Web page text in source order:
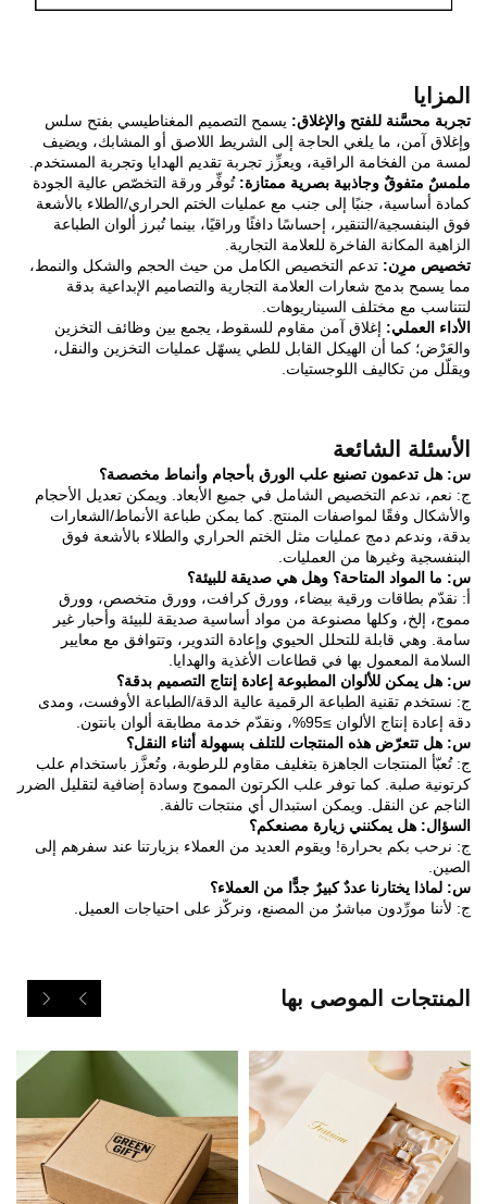
المزايا
تجربة محسَّنة للفتح والإغلاق: يسمح التصميم المغناطيسي بفتح سلس
وإغلاق آمن، ما يلغي الحاجة إلى الشريط اللاصق أو المشابك، ويضيف
لمسة من الفخامة الراقية، ويعزِّز تجربة تقديم الهدايا وتجربة المستخدم.
ملمسٌ متفوقٌ وجاذبية بصرية ممتازة:تُوفِّر ورقة التخصّص عالية الجودة
كمادة أساسية، جنبًا إلى جنب مع عمليات الختم الحراري/الطلاء بالأشعة
فوق البنفسجية/التنقير، إحساسًا دافئًا وراقيًا، بينما تُبرز ألوان الطباعة
الزاهية المكانة الفاخرة للعلامة التجارية.
تخصيص مرِن: تدعم التخصيص الكامل من حيث الحجم والشكل والنمط،
مما يسمح بدمج شعارات العلامة التجارية والتصاميم الإبداعية بدقة
لتتناسب مع مختلف السيناريوهات.
الأداء العملي: إغلاق آمن مقاوم للسقوط، يجمع بين وظائف التخزين
والعَرْض؛ كما أن الهيكل القابل للطي يسهّل عمليات التخزين والنقل،
ويقلّل من تكاليف اللوجستيات.
الأسئلة الشائعة
س: هل تدعمون تصنيع علب الورق بأحجام وأنماط مخصصة؟
ج: نعم، ندعم التخصيص الشامل في جميع الأبعاد. ويمكن تعديل الأحجام
والأشكال وفقًا لمواصفات المنتج. كما يمكن طباعة الأنماط/الشعارات
بدقة، وندعم دمج عمليات مثل الختم الحراري والطلاء بالأشعة فوق
البنفسجية وغيرها من العمليات.
س: ما المواد المتاحة؟ وهل هي صديقة للبيئة؟
أ: نقدّم بطاقات ورقية بيضاء، وورق كرافت، وورق متخصص، وورق
مموج، إلخ، وكلها مصنوعة من مواد أساسية صديقة للبيئة وأحبار غير
سامة. وهي قابلة للتحلل الحيوي وإعادة التدوير، وتتوافق مع معايير
السلامة المعمول بها في قطاعات الأغذية والهدايا.
س: هل يمكن للألوان المطبوعة إعادة إنتاج التصميم بدقة؟
ج: نستخدم تقنية الطباعة الرقمية عالية الدقة/الطباعة الأوفست، ومدى
دقة إعادة إنتاج الألوان ≥95%، ونقدّم خدمة مطابقة ألوان بانتون.
س: هل تتعرّض هذه المنتجات للتلف بسهولة أثناء النقل؟
ج: تُعبّأ المنتجات الجاهزة بتغليف مقاوم للرطوبة، وتُعزَّز باستخدام علب
كرتونية صلبة. كما توفر علب الكرتون المموج وسادة إضافية لتقليل الضرر
الناجم عن النقل. ويمكن استبدال أي منتجات تالفة.
السؤال: هل يمكنني زيارة مصنعكم؟
ج: نرحب بكم بحرارة! ويقوم العديد من العملاء بزيارتنا عند سفرهم إلى
الصين.
س: لماذا يختارنا عددٌ كبيرٌ جدًّا من العملاء؟
ج: لأننا مورِّدون مباشرٌ من المصنع، ونركّز على احتياجات العميل.
المنتجات الموصى بها